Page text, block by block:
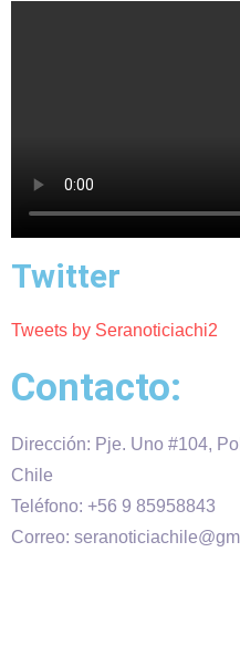
Twitter
Tweets by Seranoticiachi2
Contacto:
Dirección: Pje. Uno #104,
Chile
Teléfono: +56 9 85958843
Correo: